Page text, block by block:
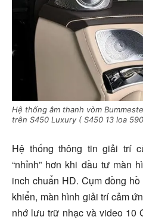
Hệ thống âm thanh vòm
trên S450 Luxury ( S450 13 loa
Hệ thống thông tin giải trí
“nhỉnh” hơn khi đầu tư màn
inch chuẩn HD. Cụm đồng
khiển, màn hình giải trí cảm
nhớ lưu trữ nhạc và video 10